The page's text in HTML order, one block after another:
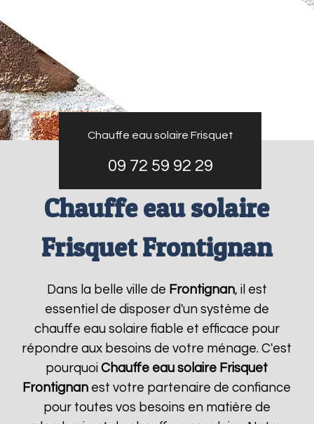
Chauffe eau solaire Frisquet
09 72 59 92 29
Chauffe eau solaire
Frisquet Frontignan
Dans la belle ville de Frontignan, il est
essentiel de disposer d'un système de
chauffe eau solaire fiable et efficace pour
répondre aux besoins de votre ménage. C'est
pourquoiChauffe eau solaire Frisquet
Frontignan est votre partenaire de confiance
pour toutes vos besoins en matière de